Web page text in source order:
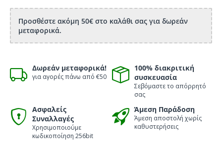
Προσθέστε ακόμη 50€ στο καλάθι σας για δωρεάν
μεταφορικά.
Δωρεάν μεταφορικά!
για αγορές πάνω από €50
100% διακριτική
συσκευασία
Σεβόμαστε το απόρρητό
σας
Ασφαλείς
Συναλλαγές
Χρησιμοποιούμε
κωδικοποίηση 256bit
Άμεση Παράδοση
Άμεση αποστολή χωρίς
καθυστερήσεις